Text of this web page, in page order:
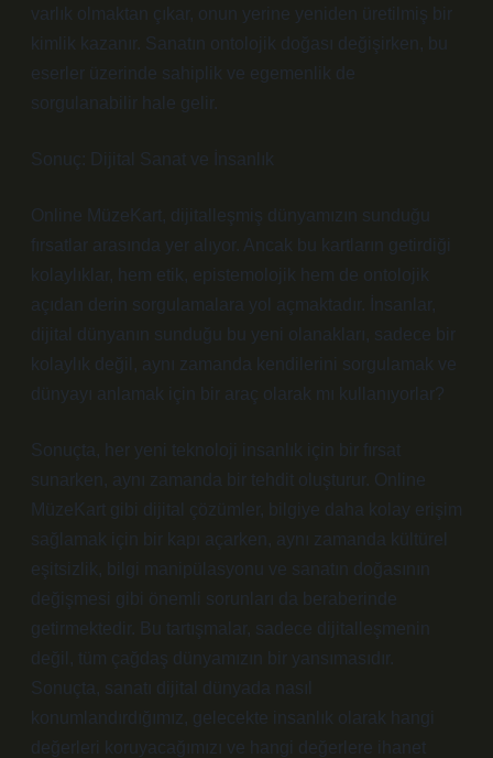
varlık olmaktan çıkar, onun yerine yeniden üretilmiş bir
kimlik kazanır. Sanatın ontolojik doğası değişirken, bu
eserler üzerinde sahiplik ve egemenlik de
sorgulanabilir hale gelir.
Sonuç: Dijital Sanat ve İnsanlık
Online MüzeKart, dijitalleşmiş dünyamızın sunduğu
fırsatlar arasında yer alıyor. Ancak bu kartların getirdiği
kolaylıklar, hem etik, epistemolojik hem de ontolojik
açıdan derin sorgulamalara yol açmaktadır. İnsanlar,
dijital dünyanın sunduğu bu yeni olanakları, sadece bir
kolaylık değil, aynı zamanda kendilerini sorgulamak ve
dünyayı anlamak için bir araç olarak mı kullanıyorlar?
Sonuçta, her yeni teknoloji insanlık için bir fırsat
sunarken, aynı zamanda bir tehdit oluşturur. Online
MüzeKart gibi dijital çözümler, bilgiye daha kolay erişim
sağlamak için bir kapı açarken, aynı zamanda kültürel
eşitsizlik, bilgi manipülasyonu ve sanatın doğasının
değişmesi gibi önemli sorunları da beraberinde
getirmektedir. Bu tartışmalar, sadece dijitalleşmenin
değil, tüm çağdaş dünyamızın bir yansımasıdır.
Sonuçta, sanatı dijital dünyada nasıl
konumlandırdığımız, gelecekte insanlık olarak hangi
değerleri koruyacağımızı ve hangi değerlere ihanet